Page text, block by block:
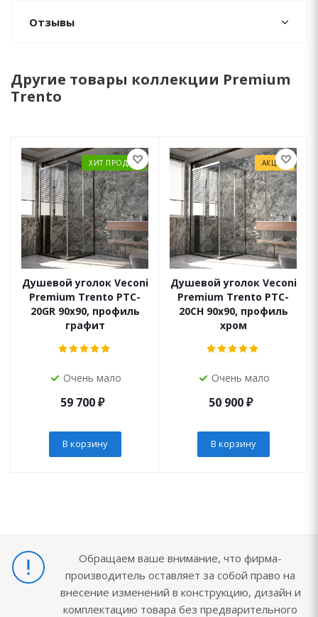
Отзывы
Другие товары коллекции Premium
Trento
ХИТ ПРОДАЖ
Душевой уголок Veconi
Premium Trento PTC-
20GR 90x90, профиль
графит
Очень мало
59 700₽
В корзину
АКЦИЯ
Душевой уголок Veconi
Premium Trento PTC-
20CH 90x90, профиль
хром
Очень мало
50 900₽
В корзину
Обращаем ваше внимание, что фирма-
производитель оставляет за собой право на
внесение изменений в конструкцию, дизайн и
комплектацию товара без предварительного